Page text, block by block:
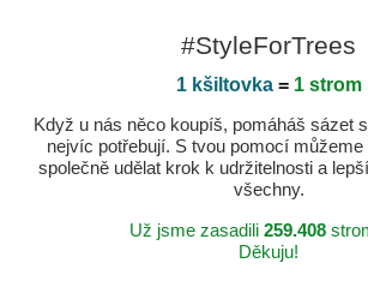
#StyleForTrees
1 kšiltovka= 1 strom
Když u nás něco koupíš, pomáháš sázet
nejvíc potřebují. S tvou pomocí
společně udělat krok k udržitelnosti a
všechny.
Už jsme zasadili 259.408
Děkuju!